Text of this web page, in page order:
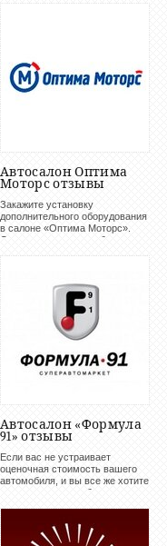
Автосалон Оптима
Моторс отзывы
Закажите установку
дополнительного оборудования
в салоне «Оптима Моторс».
Охранные системы обезопасят
защита картера - от проблем
эксплуатации автомобиля на
российских...
Автосалон «Формула
91» отзывы
Если вас не устраивает
оценочная стоимость вашего
автомобиля, и вы все же хотите
получить немного больше
срочного выкупа авто – мы все
равно ждем вас и готовы
предложить...